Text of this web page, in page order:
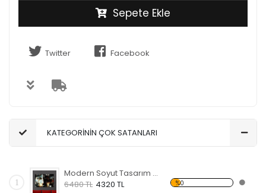
Sepete Ekle
Twitter Facebook
KATEGORİNİN ÇOK SATANLARI
1
Modern Soyut Tasarım 31 Kanvas Tablo
6480 TL 4320 TL %0